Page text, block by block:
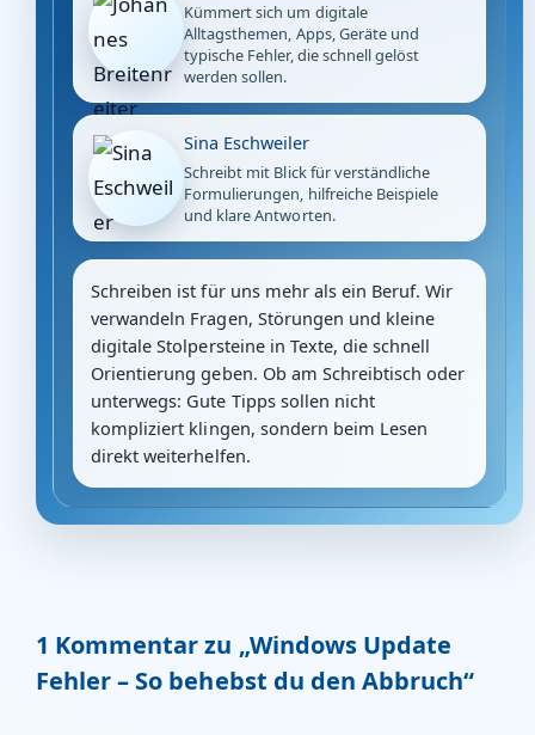
Kümmert sich um digitale
Alltagsthemen, Apps, Geräte und
typische Fehler, die schnell gelöst
werden sollen.
Sina Eschweiler
Schreibt mit Blick für verständliche
Formulierungen, hilfreiche Beispiele
und klare Antworten.
Schreiben ist für uns mehr als ein Beruf. Wir
verwandeln Fragen, Störungen und kleine
digitale Stolpersteine in Texte, die schnell
Orientierung geben. Ob am Schreibtisch oder
unterwegs: Gute Tipps sollen nicht
kompliziert klingen, sondern beim Lesen
direkt weiterhelfen.
1 Kommentar zu „Windows Update
Fehler – So behebst du den Abbruch“